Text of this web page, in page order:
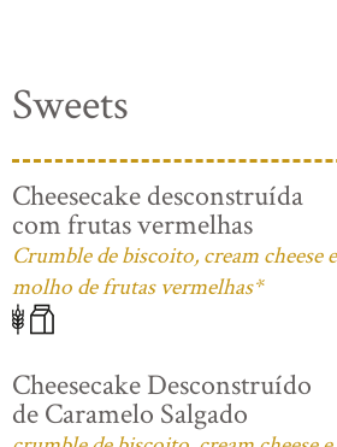
Sweets
Cheesecake desconstruída
com frutas vermelhas
Crumble de biscoito, cream cheese e
molho de frutas vermelhas*
Cheesecake Desconstruído
de Caramelo Salgado